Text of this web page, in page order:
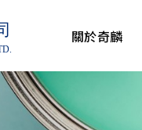
關於奇麟